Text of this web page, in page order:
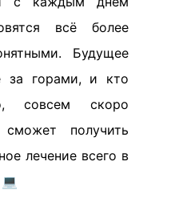
всё более
Будущее
за горами, и кто
совсем скоро
получить
лечение всего в